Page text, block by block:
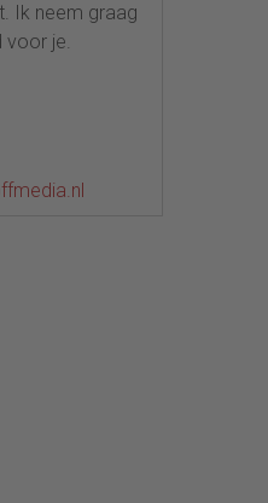
Ik neem graag
voor je.